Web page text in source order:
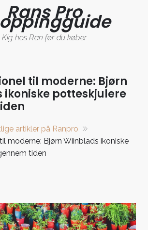
Rans Pro
Kig hos Ran før du køber
til moderne: Bjørn
ikoniske potteskjulere
artikler på Ranpro
moderne: Bjørn Wiinblads ikoniske
tiden